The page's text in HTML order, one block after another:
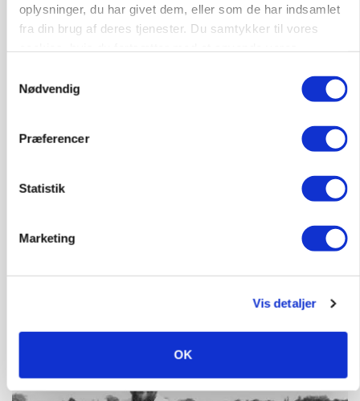
oplysninger, du har givet dem, eller som de har indsamlet
fra din brug af deres tjenester. Du samtykker til vores
Nødvendig
Præferencer
Statistik
Marketing
Vis detaljer
OK
9670, Løgstør 03. aug.
Efter lån på 182 millioner: Sindal Biogas vil